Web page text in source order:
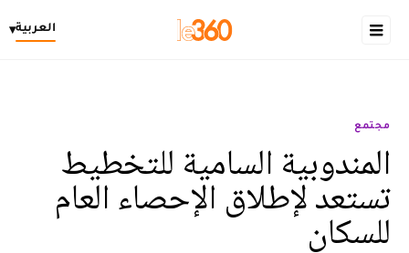
العربية▾
مجتمع
المندوبية السامية للتخطيط
تستعد لإطلاق الإحصاء العام
للسكان